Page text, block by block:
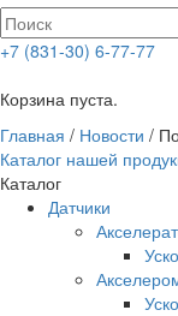
+7 (831-30) 6-77-77
Корзина пуста.
Главная / Новости /
Каталог нашей
Каталог
Датчики